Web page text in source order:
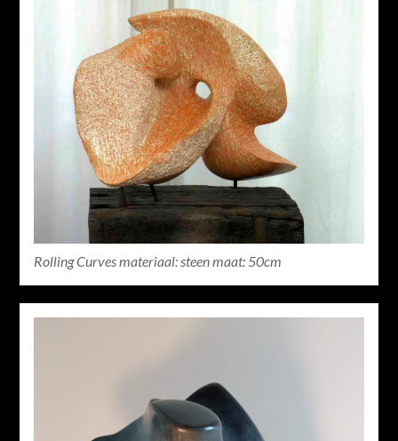
Rolling Curves materiaal: steen maat: 50cm